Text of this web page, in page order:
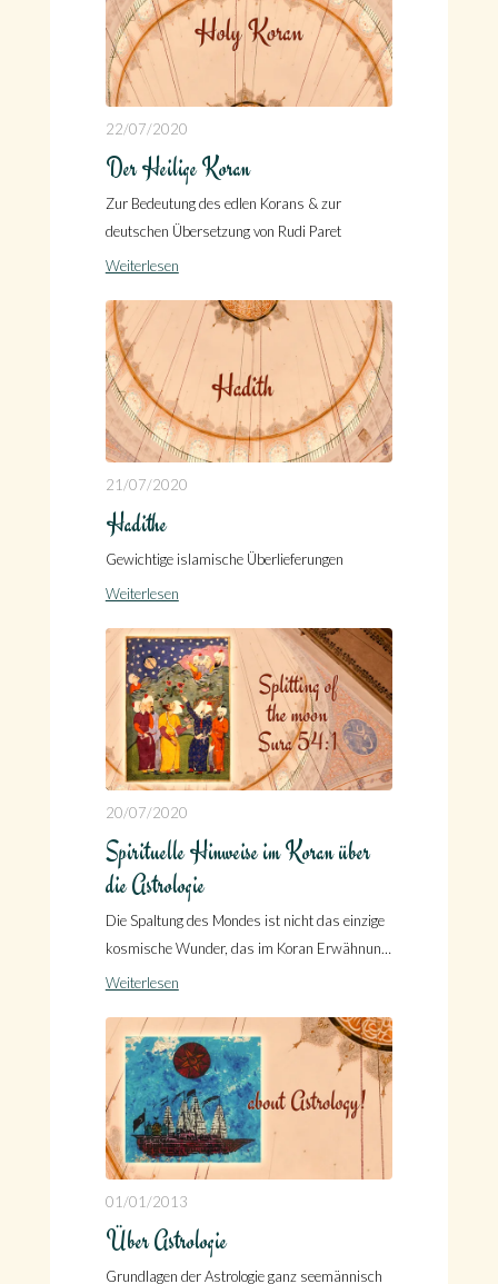
22/07/2020
Der Heilige Koran
Zur Bedeutung des edlen Korans & zur
deutschen Übersetzung von Rudi Paret
Weiterlesen
21/07/2020
Hadithe
Gewichtige islamische Überlieferungen
Weiterlesen
20/07/2020
Spirituelle Hinweise im Koran über
die Astrologie
Die Spaltung des Mondes ist nicht das einzige
kosmische Wunder, das im Koran Erwähnung
findet!
Weiterlesen
01/01/2013
Über Astrologie
Grundlagen der Astrologie ganz seemännisch